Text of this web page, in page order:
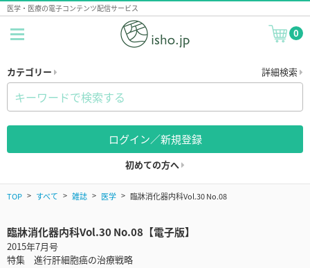
医学・医療の電子コンテンツ配信サービス
0
カテゴリー 詳細検索
ログイン／新規登録
初めての方へ
TOP すべて 雑誌 医学 臨牀消化器内科Vol.30 No.08
臨牀消化器内科Vol.30 No.08【電子版】
2015年7月号
特集 進行肝細胞癌の治療戦略